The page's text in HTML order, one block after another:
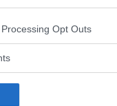
website/app uses one or
or usage behaviour.
specified purposes in
Opt Outs